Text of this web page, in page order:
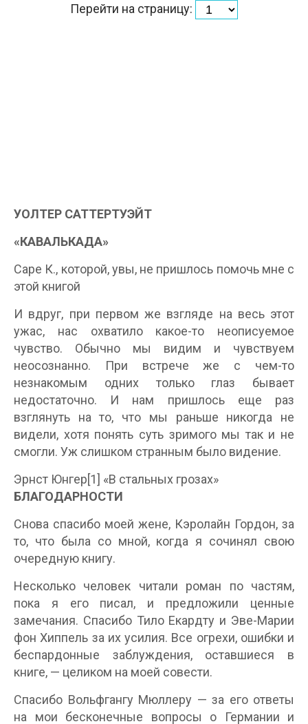
Перейти на страницу:
УОЛТЕР САТТЕРТУЭЙТ
«КАВАЛЬКАДА»
Саре К., которой, увы, не пришлось помочь мне с
этой книгой
И вдруг, при первом же взгляде на весь этот
ужас, нас охватило какое-то неописуемое
чувство. Обычно мы видим и чувствуем
неосознанно. При встрече же с чем-то
незнакомым одних только глаз бывает
недостаточно. И нам пришлось еще раз
взглянуть на то, что мы раньше никогда не
видели, хотя понять суть зримого мы так и не
смогли. Уж слишком странным было видение.
Эрнст Юнгер[1] «В стальных грозах»
БЛАГОДАРНОСТИ
Снова спасибо моей жене, Кэролайн Гордон, за
то, что была со мной, когда я сочинял свою
очередную книгу.
Несколько человек читали роман по частям,
пока я его писал, и предложили ценные
замечания. Спасибо Тило Екардту и Эве-Марии
фон Хиппель за их усилия. Все огрехи, ошибки и
беспардонные заблуждения, оставшиеся в
книге, — целиком на моей совести.
Спасибо Вольфгангу Мюллеру — за его ответы
на мои бесконечные вопросы о Германии и